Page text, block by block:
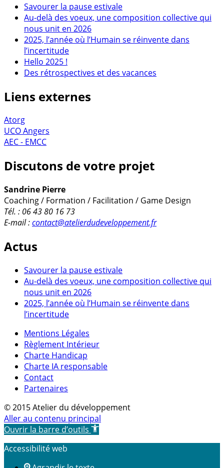
Savourer la pause estivale
Au-delà des voeux, une composition collective qui
nous unit en 2026
2025, l’année où l’Humain se réinvente dans
l’incertitude
Hello 2025 !
Des rétrospectives et des vacances
Liens externes
Atorg
UCO Angers
AEC - EMCC
Discutons de votre projet
Sandrine Pierre
Coaching / Formation / Facilitation / Game Design
Tél. : 06 43 80 16 73
E-mail :contact@atelierdudeveloppement.fr
Actus
Savourer la pause estivale
Au-delà des voeux, une composition collective qui
nous unit en 2026
2025, l’année où l’Humain se réinvente dans
l’incertitude
Mentions Légales
Règlement Intérieur
Charte Handicap
Charte IA responsable
Contact
Partenaires
© 2015 Atelier du développement
Aller au contenu principal
Ouvrir la barre d’outils
Accessibilité web